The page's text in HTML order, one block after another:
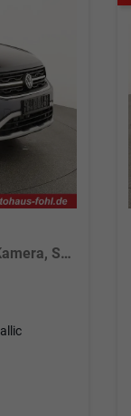
1.0 TSI 85 kW Life DSG Life, AHK, IQ.Light, Kamera, Side, ACC, Winter, 17-Zoll